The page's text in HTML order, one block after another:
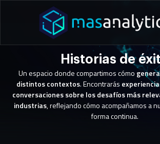
Historias de
Un espacio donde compartimos cómo
distintos contextos. Encontrarás
conversaciones sobre los desafíos más
industrias, reflejando cómo acompañamos a
forma continua.